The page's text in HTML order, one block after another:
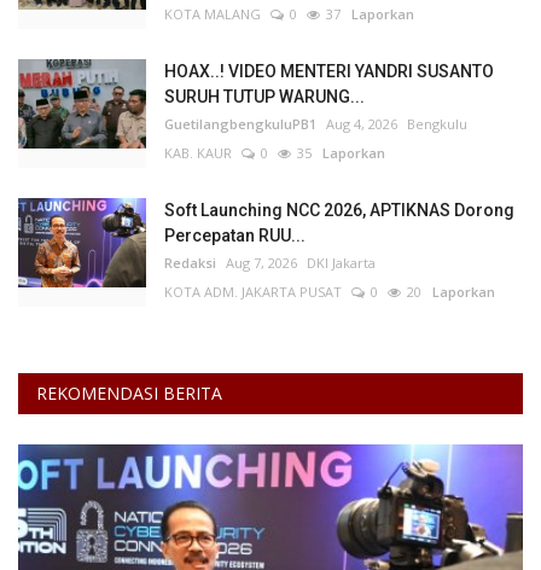
KOTA MALANG
0 37 Laporkan
HOAX..! VIDEO MENTERI YANDRI SUSANTO
SURUH TUTUP WARUNG...
GuetilangbengkuluPB1 Aug 4, 2026 Bengkulu
KAB. KAUR
0 35 Laporkan
Soft Launching NCC 2026, APTIKNAS Dorong
Percepatan RUU...
Redaksi Aug 7, 2026 DKI Jakarta
KOTA ADM. JAKARTA PUSAT
0 20 Laporkan
REKOMENDASI BERITA